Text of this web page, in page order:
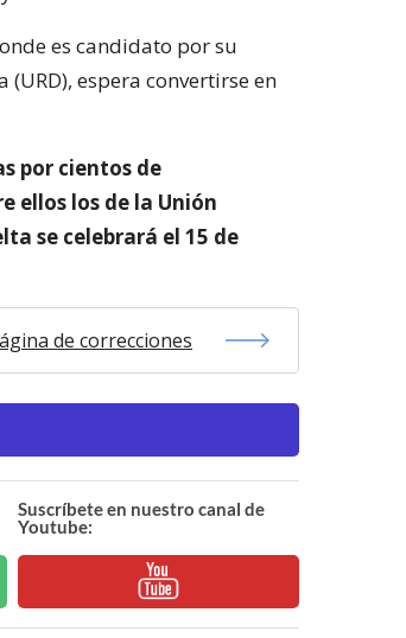
es candidato por su
espera convertirse en
por cientos de
ellos los de la Unión
se celebrará el 15 de
de correcciones
Suscríbete en nuestro canal de
Youtube: